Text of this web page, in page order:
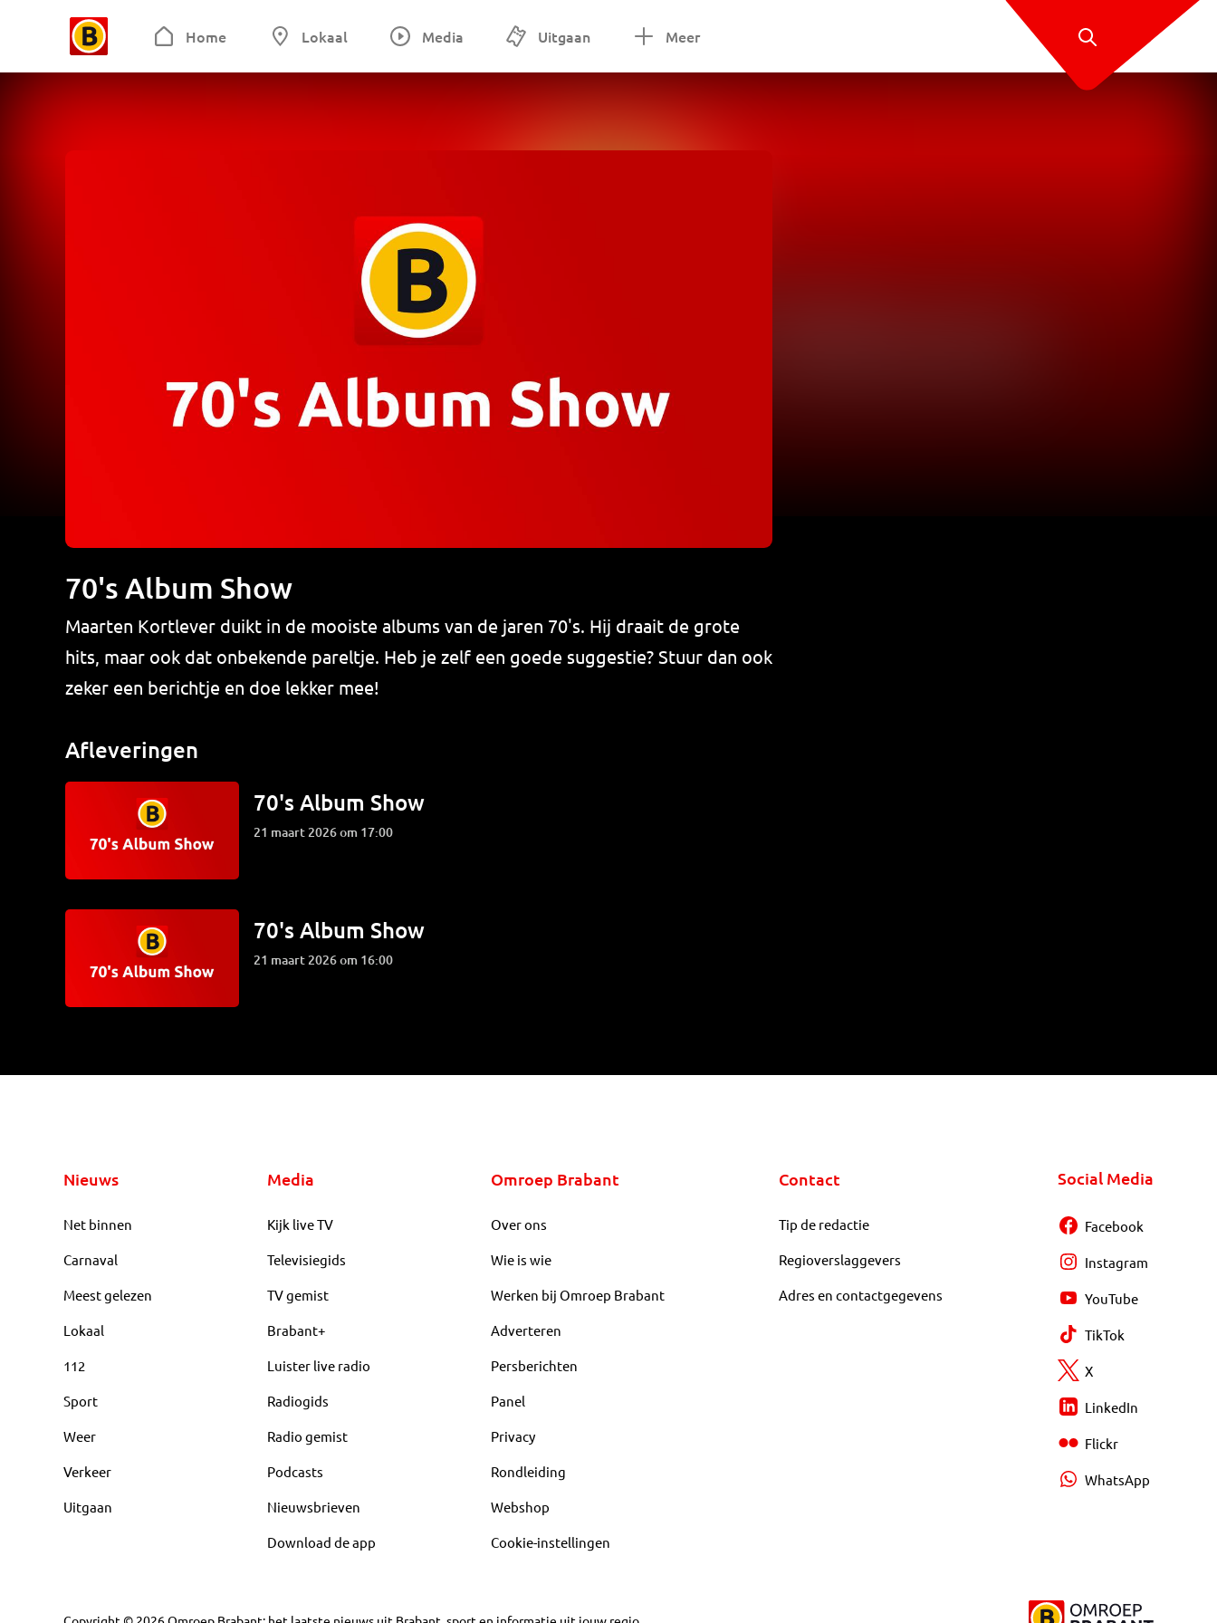
Home Lokaal Media Uitgaan Meer
70's Album Show
Maarten Kortlever duikt in de mooiste albums van de jaren 70's. Hij draait de grote
hits, maar ook dat onbekende pareltje. Heb je zelf een goede suggestie? Stuur dan ook
zeker een berichtje en doe lekker mee!
Afleveringen
70's Album Show
21 maart 2026 om 17:00
70's Album Show
21 maart 2026 om 16:00
Nieuws
Net binnen
Carnaval
Meest gelezen
Lokaal
112
Sport
Weer
Verkeer
Uitgaan
Media
Kijk live TV
Televisiegids
TV gemist
Brabant+
Luister live radio
Radiogids
Radio gemist
Podcasts
Nieuwsbrieven
Download de app
Omroep Brabant
Over ons
Wie is wie
Werken bij Omroep Brabant
Adverteren
Persberichten
Panel
Privacy
Rondleiding
Webshop
Cookie-instellingen
Contact
Tip de redactie
Regioverslaggevers
Adres en contactgegevens
Social Media
Facebook
Instagram
YouTube
TikTok
X
LinkedIn
Flickr
WhatsApp